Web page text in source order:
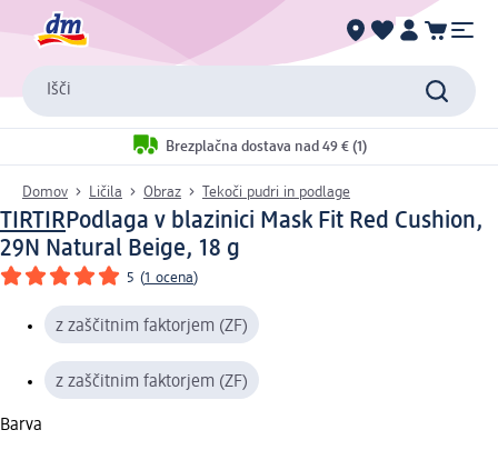
Išči
Brezplačna dostava nad 49 € (1)
Domov Ličila Obraz Tekoči pudri in podlage
TIRTIRPodlaga v blazinici Mask Fit Red Cushion,
29N Natural Beige, 18 g
5 (1 ocena)
z zaščitnim faktorjem (ZF)
z zaščitnim faktorjem (ZF)
Barva